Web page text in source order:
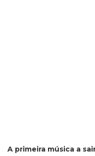
A primeira música a